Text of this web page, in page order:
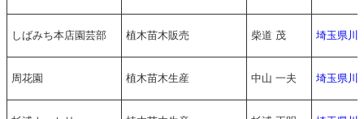
しばみち本店園芸部 植木苗木販売 柴道 茂 埼玉県川
周花園 植木苗木生産 中山 一夫 埼玉県川